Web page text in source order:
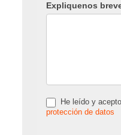
Expliquenos
He leído y
protección de datos